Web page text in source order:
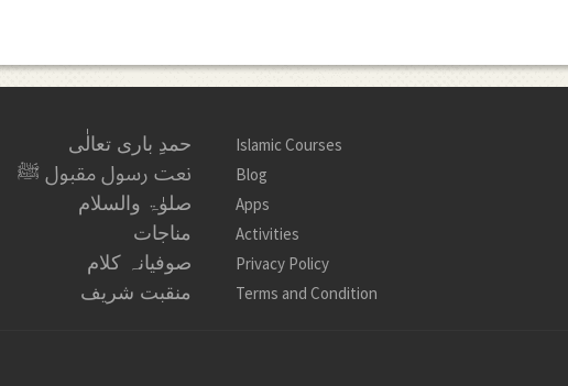
حمدِ باری تعالٰی
نعت رسول مقبول ﷺ
صلوٰۃ والسلام
مناجات
صوفیانہ کلام
منقبت شریف
Islamic Courses
Blog
Apps
Activities
Privacy Policy
Terms and Condition